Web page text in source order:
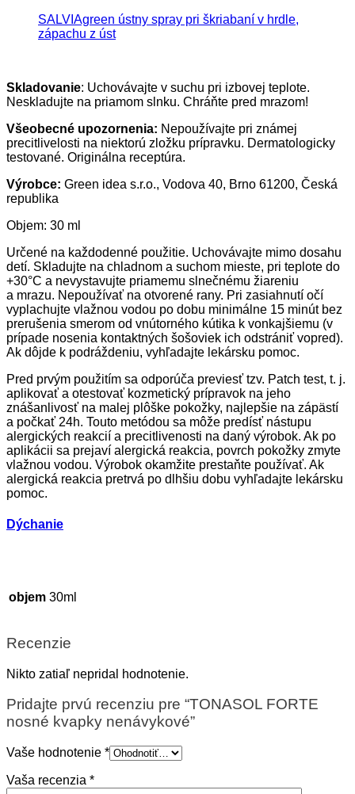
SALVIAgreen ústny spray pri škriabaní v hrdle,
zápachu z úst
Skladovanie: Uchovávajte v suchu pri izbovej teplote.
Neskladujte na priamom slnku. Chráňte pred mrazom!
Všeobecné upozornenia: Nepoužívajte pri známej
precitlivelosti na niektorú zložku prípravku. Dermatologicky
testované. Originálna receptúra.
Výrobce: Green idea s.r.o., Vodova 40, Brno 61200, Česká
republika
Objem: 30 ml
Určené na každodenné použitie. Uchovávajte mimo dosahu
detí. Skladujte na chladnom a suchom mieste, pri teplote do
+30°C a nevystavujte priamemu slnečnému žiareniu
a mrazu. Nepoužívať na otvorené rany. Pri zasiahnutí očí
vyplachujte vlažnou vodou po dobu minimálne 15 minút bez
prerušenia smerom od vnútorného kútika k vonkajšiemu (v
prípade nosenia kontaktných šošoviek ich odstrániť vopred).
Ak dôjde k podráždeniu, vyhľadajte lekársku pomoc.
Pred prvým použitím sa odporúča previesť tzv. Patch test, t. j.
aplikovať a otestovať kozmetický prípravok na jeho
znášanlivosť na malej plôške pokožky, najlepšie na zápästí
a počkať 24h. Touto metódou sa môže predísť nástupu
alergických reakcií a precitlivenosti na daný výrobok. Ak po
aplikácii sa prejaví alergická reakcia, povrch pokožky zmyte
vlažnou vodou. Výrobok okamžite prestaňte používať. Ak
alergická reakcia pretrvá po dlhšiu dobu vyhľadajte lekársku
pomoc.
Dýchanie
objem 30ml
Recenzie
Nikto zatiaľ nepridal hodnotenie.
Pridajte prvú recenziu pre “TONASOL FORTE
nosné kvapky nenávykové”
Vaše hodnotenie *
Vaša recenzia *